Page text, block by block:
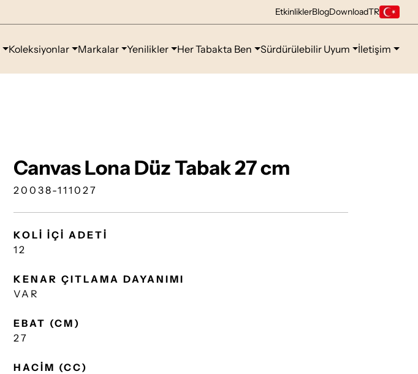
EtkinliklerBlogDownloadTR
Koleksiyonlar Markalar Yenilikler Her Tabakta Ben Sürdürülebilir Uyum İletişim
Canvas Lona Düz Tabak 27 cm
20038-111027
KOLİ İÇİ ADETİ
12
KENAR ÇITLAMA DAYANIMI
VAR
EBAT (CM)
27
HACİM (CC)